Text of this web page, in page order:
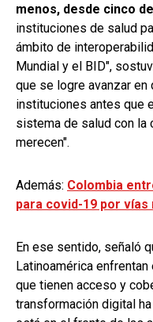
menos, desde cinco
instituciones de salud
ámbito de
Mundial y el BID",
que se logre avanzar
instituciones antes que
sistema de salud con la
merecen".
Además: Colombia
para covid-19 por vías
En ese sentido, señaló
Latinoamérica
que tienen acceso y
transformación digital